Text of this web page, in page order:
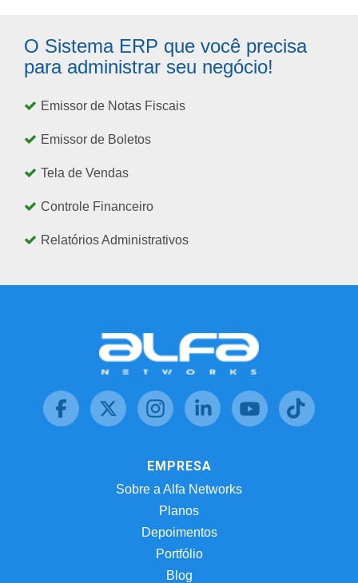
O Sistema ERP que você precisa
para administrar seu negócio!
Emissor de Notas Fiscais
Emissor de Boletos
Tela de Vendas
Controle Financeiro
Relatórios Administrativos
EMPRESA
Sobre a Alfa Networks
Planos
Depoimentos
Portfólio
Blog